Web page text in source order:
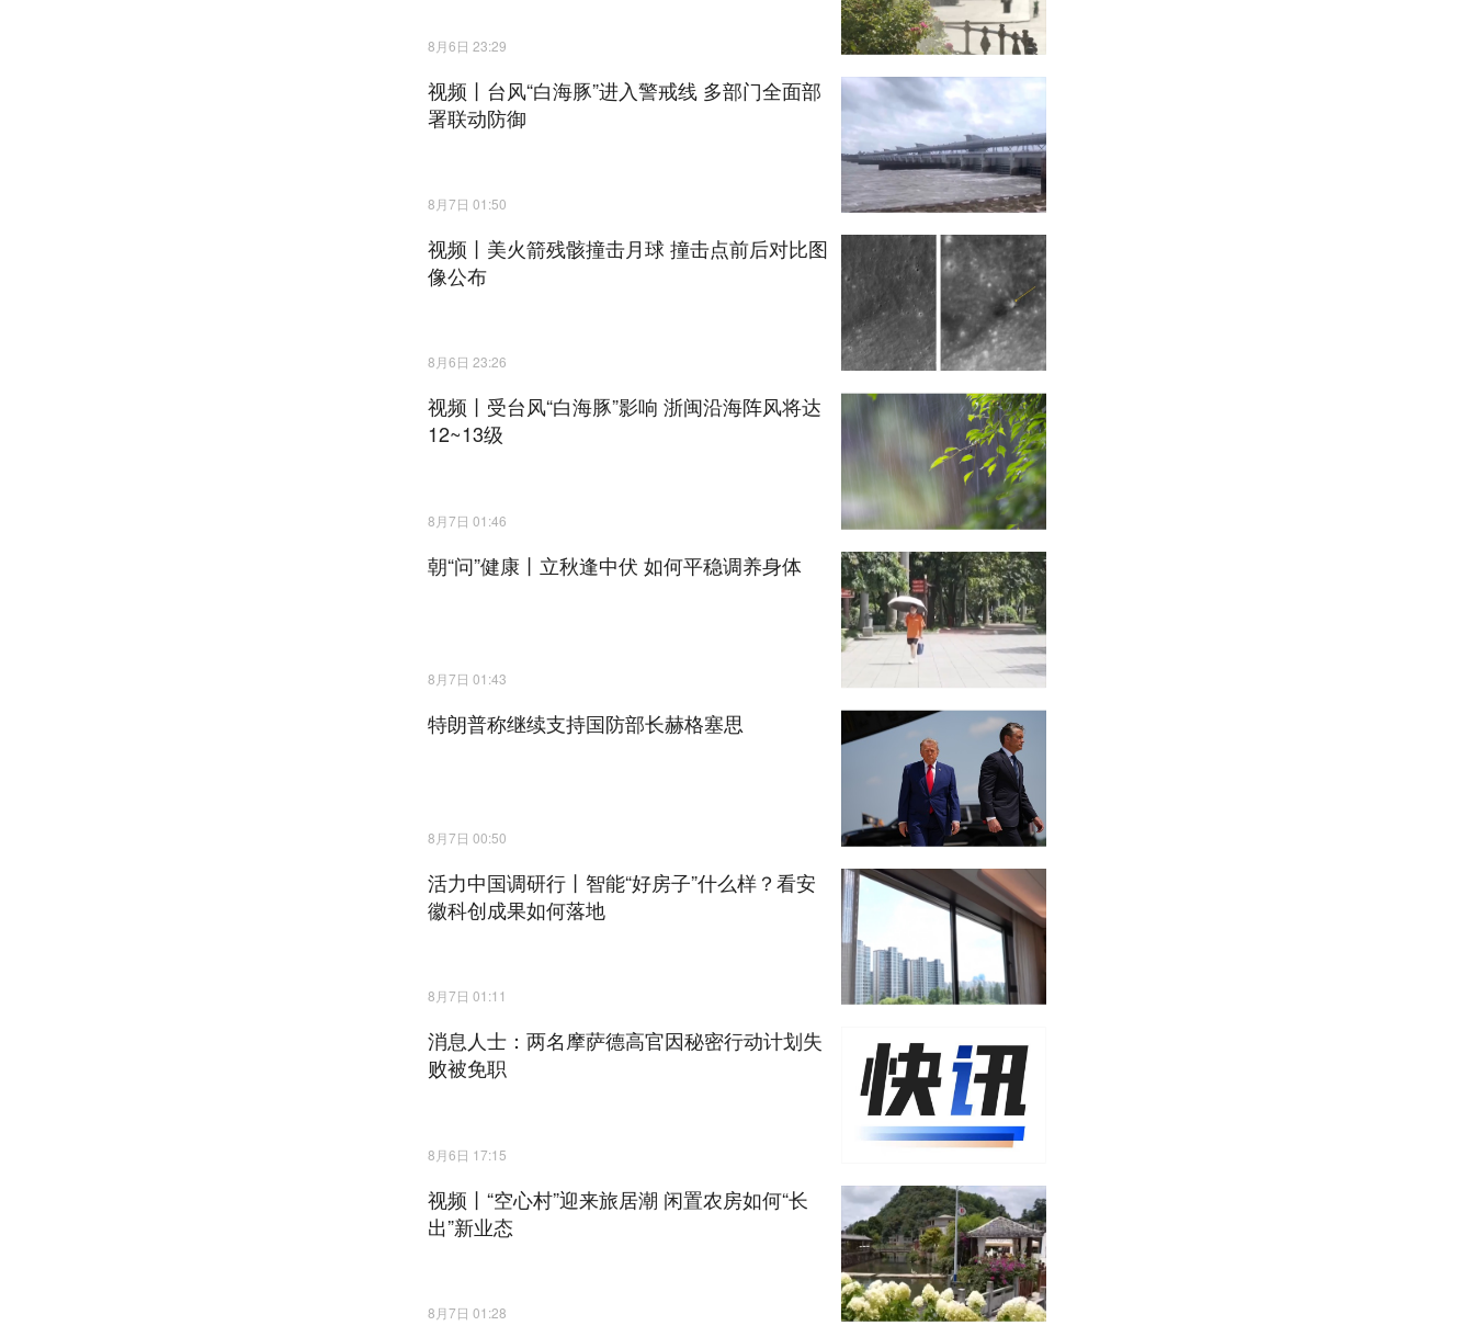
8月6日 23:29
视频丨台风“白海豚”进入警戒线 多部门全面部
署联动防御
8月7日 01:50
视频丨美火箭残骸撞击月球 撞击点前后对比图
像公布
8月6日 23:26
视频丨受台风“白海豚”影响 浙闽沿海阵风将达
12~13级
8月7日 01:46
朝“问”健康丨立秋逢中伏 如何平稳调养身体
8月7日 01:43
特朗普称继续支持国防部长赫格塞思
8月7日 00:50
活力中国调研行丨智能“好房子”什么样？看安
徽科创成果如何落地
8月7日 01:11
消息人士：两名摩萨德高官因秘密行动计划失
败被免职
8月6日 17:15
视频丨“空心村”迎来旅居潮 闲置农房如何“长
出”新业态
8月7日 01:28